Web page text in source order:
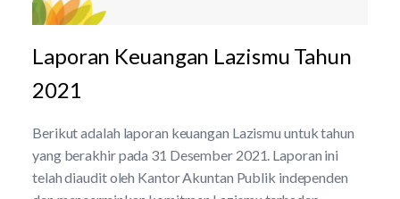
Laporan Keuangan Lazismu Tahun
2021
Berikut adalah laporan keuangan Lazismu untuk tahun
yang berakhir pada 31 Desember 2021. Laporan ini
telah diaudit oleh Kantor Akuntan Publik independen